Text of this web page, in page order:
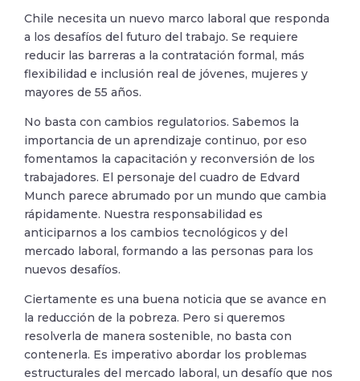
Chile necesita un nuevo marco laboral que responda
a los desafíos del futuro del trabajo. Se requiere
reducir las barreras a la contratación formal, más
flexibilidad e inclusión real de jóvenes, mujeres y
mayores de 55 años.
No basta con cambios regulatorios. Sabemos la
importancia de un aprendizaje continuo, por eso
fomentamos la capacitación y reconversión de los
trabajadores. El personaje del cuadro de Edvard
Munch parece abrumado por un mundo que cambia
rápidamente. Nuestra responsabilidad es
anticiparnos a los cambios tecnológicos y del
mercado laboral, formando a las personas para los
nuevos desafíos.
Ciertamente es una buena noticia que se avance en
la reducción de la pobreza. Pero si queremos
resolverla de manera sostenible, no basta con
contenerla. Es imperativo abordar los problemas
estructurales del mercado laboral, un desafío que nos